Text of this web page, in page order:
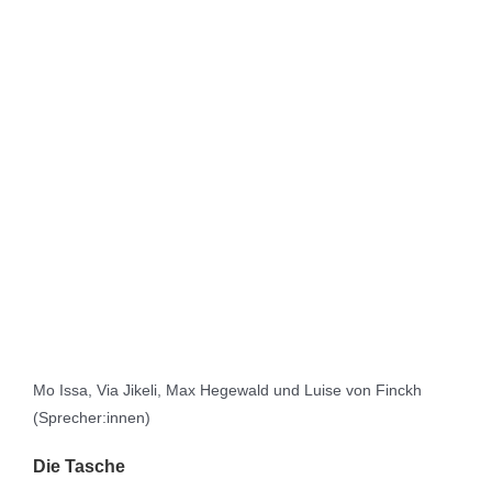
Mo Issa, Via Jikeli, Max Hegewald und Luise von Finckh
(Sprecher:innen)
Die Tasche